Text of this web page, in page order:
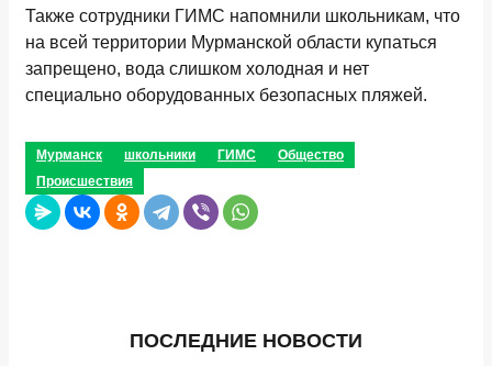
Также сотрудники ГИМС напомнили школьникам, что
на всей территории Мурманской области купаться
запрещено, вода слишком холодная и нет
специально оборудованных безопасных пляжей.
Мурманск школьники ГИМС
Общество
Происшествия
ПОСЛЕДНИЕ НОВОСТИ